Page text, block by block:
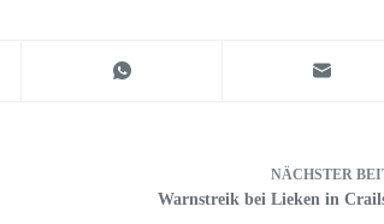
NÄCHSTER
Warnstreik bei Lieken in